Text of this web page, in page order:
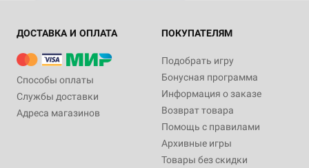
ДОСТАВКА И ОПЛАТА
Способы оплаты
Службы доставки
Адреса магазинов
ПОКУПАТЕЛЯМ
Подобрать игру
Бонусная программа
Информация о заказе
Возврат товара
Помощь с правилами
Архивные игры
Товары без скидки